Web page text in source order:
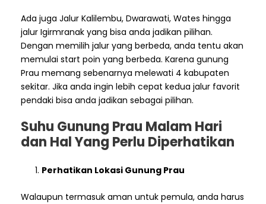
Ada juga Jalur Kalilembu, Dwarawati, Wates hingga
jalur Igirmranak yang bisa anda jadikan pilihan.
Dengan memilih jalur yang berbeda, anda tentu akan
memulai start poin yang berbeda. Karena gunung
Prau memang sebenarnya melewati 4 kabupaten
sekitar. Jika anda ingin lebih cepat kedua jalur favorit
pendaki bisa anda jadikan sebagai pilihan.
Suhu Gunung Prau Malam Hari
dan Hal Yang Perlu Diperhatikan
Perhatikan Lokasi Gunung Prau
Walaupun termasuk aman untuk pemula, anda harus